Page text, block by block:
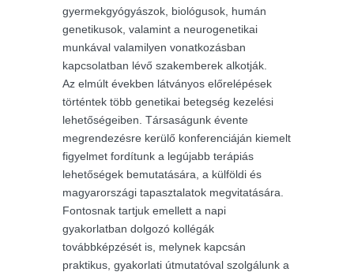
gyermekgyógyászok, biológusok, humán
genetikusok, valamint a neurogenetikai
munkával valamilyen vonatkozásban
kapcsolatban lévő szakemberek alkotják.
Az elmúlt években látványos előrelépések
történtek több genetikai betegség kezelési
lehetőségeiben. Társaságunk évente
megrendezésre kerülő konferenciáján kiemelt
figyelmet fordítunk a legújabb terápiás
lehetőségek bemutatására, a külföldi és
magyarországi tapasztalatok megvitatására.
Fontosnak tartjuk emellett a napi
gyakorlatban dolgozó kollégák
továbbképzését is, melynek kapcsán
praktikus, gyakorlati útmutatóval szolgálunk a